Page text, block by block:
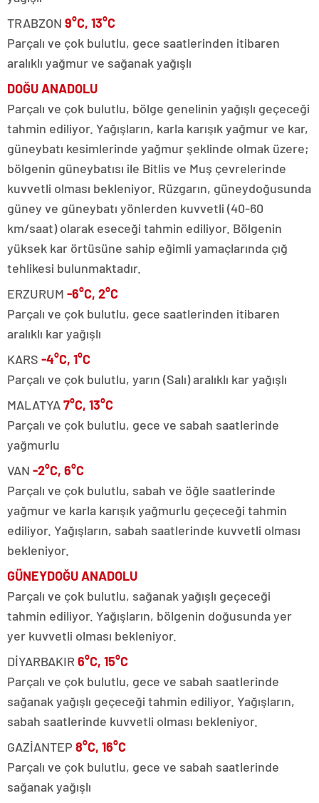
TRABZON 9°C, 13°C
Parçalı ve çok bulutlu, gece saatlerinden itibaren
aralıklı yağmur ve sağanak yağışlı
DOĞU ANADOLU
Parçalı ve çok bulutlu, bölge genelinin yağışlı geçeceği
tahmin ediliyor. Yağışların, karla karışık yağmur ve kar,
güneybatı kesimlerinde yağmur şeklinde olmak üzere;
bölgenin güneybatısı ile Bitlis ve Muş çevrelerinde
kuvvetli olması bekleniyor. Rüzgarın, güneydoğusunda
güney ve güneybatı yönlerden kuvvetli (40-60
km/saat) olarak eseceği tahmin ediliyor. Bölgenin
yüksek kar örtüsüne sahip eğimli yamaçlarında çığ
tehlikesi bulunmaktadır.
ERZURUM -6°C, 2°C
Parçalı ve çok bulutlu, gece saatlerinden itibaren
aralıklı kar yağışlı
KARS -4°C, 1°C
Parçalı ve çok bulutlu, yarın (Salı) aralıklı kar yağışlı
MALATYA7°C, 13°C
Parçalı ve çok bulutlu, gece ve sabah saatlerinde
yağmurlu
VAN -2°C, 6°C
Parçalı ve çok bulutlu, sabah ve öğle saatlerinde
yağmur ve karla karışık yağmurlu geçeceği tahmin
ediliyor. Yağışların, sabah saatlerinde kuvvetli olması
bekleniyor.
GÜNEYDOĞU ANADOLU
Parçalı ve çok bulutlu, sağanak yağışlı geçeceği
tahmin ediliyor. Yağışların, bölgenin doğusunda yer
yer kuvvetli olması bekleniyor.
DİYARBAKIR 6°C, 15°C
Parçalı ve çok bulutlu, gece ve sabah saatlerinde
sağanak yağışlı geçeceği tahmin ediliyor. Yağışların,
sabah saatlerinde kuvvetli olması bekleniyor.
GAZİANTEP 8°C, 16°C
Parçalı ve çok bulutlu, gece ve sabah saatlerinde
sağanak yağışlı